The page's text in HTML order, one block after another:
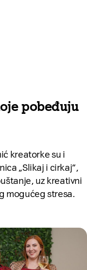
pobeđuju
kreatorke su i
„Slikaj i cirkaj“,
uz kreativni
mogućeg stresa.